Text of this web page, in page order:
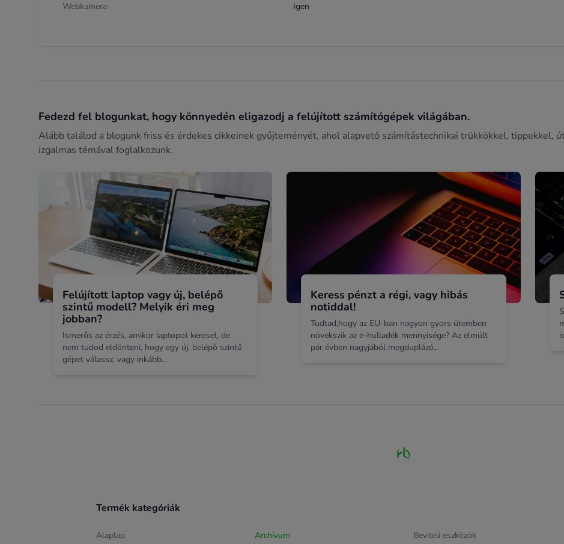
Webkamera Igen
Fedezd fel blogunkat, hogy könnyedén eligazodj a felújított számítógépek világában.
Alább találod a blogunk friss és érdekes cikkeinek gyűjteményét, ahol alapvető számítástechnikai trükkökkel, tippekkel,
izgalmas témával foglalkozunk.
Felújított laptop vagy új, belépő
szintű modell? Melyik éri meg
jobban?
Ismerős az érzés, amikor laptopot keresel, de
nem tudod eldönteni, hogy egy új, belépő szintű
gépet válassz, vagy inkább...
Keress pénzt a régi, vagy hibás
notiddal!
Tudtad,hogy az EU-ban nagyon gyors ütemben
növekszik az e-hulladék mennyisége? Az elmúlt
pár évben nagyjából megduplázó...
Termék kategóriák
Alaplap Archívum Beviteli eszközök